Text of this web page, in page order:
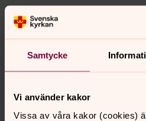
Samtycke
Vi använder kakor
Vissa av våra kakor (cookies)
Senast ändrad 20 april 2016
Synpunkter eller frågor
innehåll?
Dela